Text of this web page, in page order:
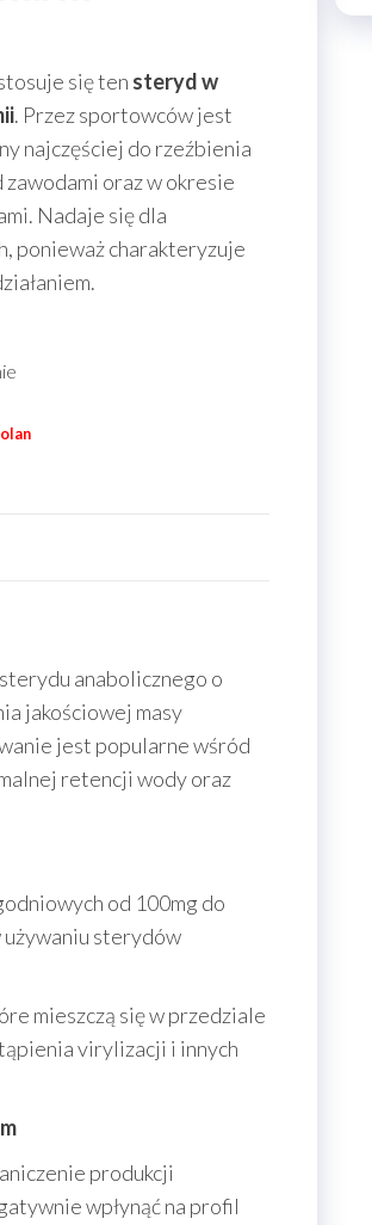
się ten steryd w
. Przez sportowców jest
najczęściej do rzeźbienia
oraz w okresie
Nadaje się dla
ponieważ charakteryzuje
anabolicznego o
jakościowej masy
jest popularne wśród
retencji wody oraz
od 100mg do
używaniu sterydów
mieszczą się w przedziale
virylizacji i innych
produkcji
wpłynąć na profil